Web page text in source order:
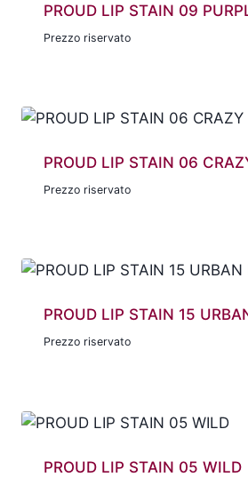
PROUD LIP STAIN 09
Prezzo riservato
PROUD LIP STAIN 06
Prezzo riservato
PROUD LIP STAIN 15
Prezzo riservato
PROUD LIP STAIN 05 WILD